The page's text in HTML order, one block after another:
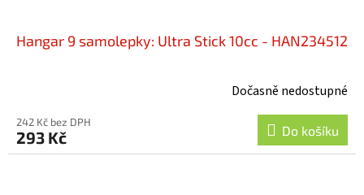
Hangar 9 samolepky: Ultra Stick 10cc - HAN234512
Dočasně nedostupné
242 Kč bez DPH
293 Kč Do košíku